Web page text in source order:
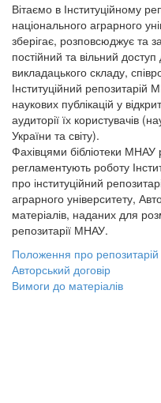
Вітаємо в Інституційному
національного аграрного
зберігає, розповсюджує та
постійний та вільний
викладацького складу,
Інституційний
наукових публікацій у
аудиторії їх користувачів
України та світу).
Фахівцями бібліотеки МНАУ
регламентують роботу
про інституційний
аграрного університету,
матеріалів, наданих для
репозитарії МНАУ.
Положення про
Авторський договір
Вимоги до матеріалів